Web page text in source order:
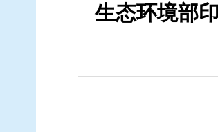
生态环境部